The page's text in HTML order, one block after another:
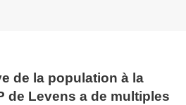
de la population à la
de Levens a de multiples